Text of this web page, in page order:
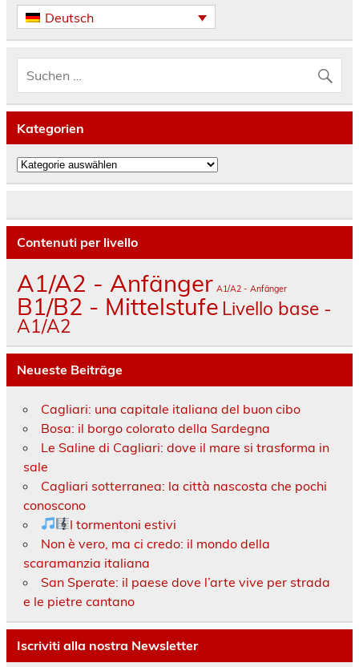
Deutsch
Kategorien
Kategorien
Contenuti per livello
A1/A2 - Anfänger A1/A2 - Anfänger
B1/B2 - Mittelstufe Livello base -
A1/A2
Neueste Beiträge
Cagliari: una capitale italiana del buon cibo
Bosa: il borgo colorato della Sardegna
Le Saline di Cagliari: dove il mare si trasforma in
sale
Cagliari sotterranea: la città nascosta che pochi
conoscono
I tormentoni estivi
Non è vero, ma ci credo: il mondo della
scaramanzia italiana
San Sperate: il paese dove l’arte vive per strada
e le pietre cantano
Iscriviti alla nostra Newsletter